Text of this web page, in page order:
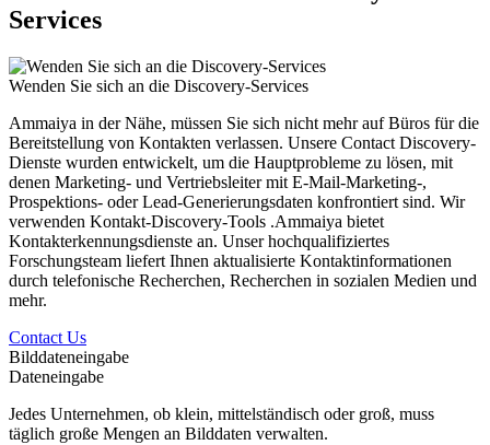
Services
Wenden Sie sich an die Discovery-Services
Ammaiya in der Nähe, müssen Sie sich nicht mehr auf Büros für die
Bereitstellung von Kontakten verlassen. Unsere Contact Discovery-
Dienste wurden entwickelt, um die Hauptprobleme zu lösen, mit
denen Marketing- und Vertriebsleiter mit E-Mail-Marketing-,
Prospektions- oder Lead-Generierungsdaten konfrontiert sind. Wir
verwenden Kontakt-Discovery-Tools .Ammaiya bietet
Kontakterkennungsdienste an. Unser hochqualifiziertes
Forschungsteam liefert Ihnen aktualisierte Kontaktinformationen
durch telefonische Recherchen, Recherchen in sozialen Medien und
mehr.
Contact Us
Bilddateneingabe
Dateneingabe
Jedes Unternehmen, ob klein, mittelständisch oder groß, muss
täglich große Mengen an Bilddaten verwalten.